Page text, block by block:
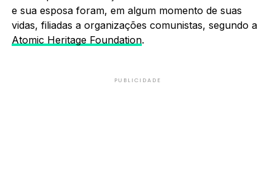
e sua esposa foram, em algum momento de suas
vidas, filiadas a organizações comunistas, segundo a
Atomic Heritage Foundation.
PUBLICIDADE